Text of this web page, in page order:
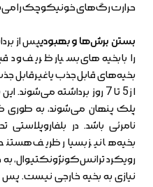
حرارت رگ‌های خونیکوچک را
بستن برش‌ها و بهبودیپس از
را با بخیه‌های بسیار ظریف و
بخیه‌های قابل جذب یا
از 5 تا 7 روز برداشته
پلک پنهان می‌شوند، به طوری
نامرئی باشد. در بلفاروپلاستی
بخیه‌ها نیز بسیار ظریف هستند
رویکرد ترانس‌کونژونکتیوال،
نیازی به بخیه خارجی نیست.